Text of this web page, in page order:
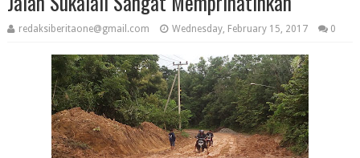
redaksiberitaone@gmail.com Wednesday, February 15, 2017 0